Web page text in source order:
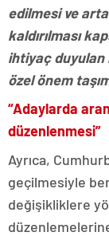
edilmesi ve
kaldırılması
ihtiyaç duyulan
özel önem
“Adaylarda
düzenlenmesi”
Ayrıca,
geçilmesiyle
değişikliklere